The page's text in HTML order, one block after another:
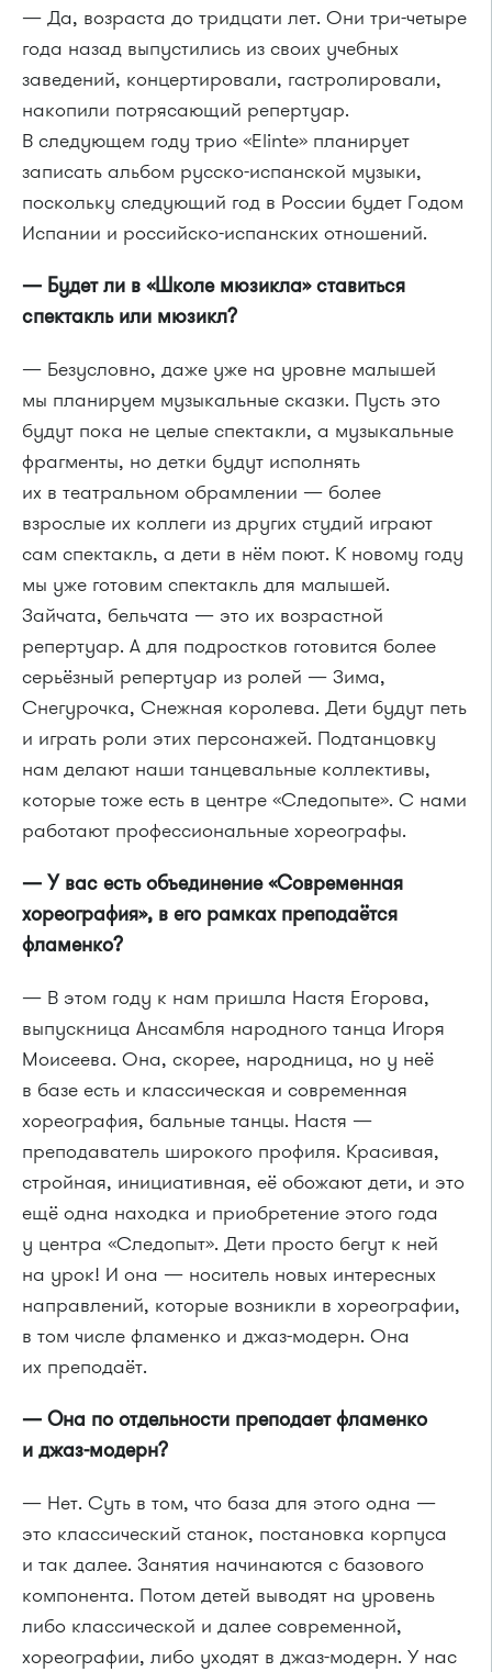
— Да, возраста до тридцати лет. Они три-четыре
года назад выпустились из своих учебных
заведений, концертировали, гастролировали,
накопили потрясающий репертуар.
В следующем году трио «Elinte» планирует
записать альбом русско-испанской музыки,
поскольку следующий год в России будет Годом
Испании и российско-испанских отношений.
— Будет ли в «Школе мюзикла» ставиться
спектакль или мюзикл?
— Безусловно, даже уже на уровне малышей
мы планируем музыкальные сказки. Пусть это
будут пока не целые спектакли, а музыкальные
фрагменты, но детки будут исполнять
их в театральном обрамлении — более
взрослые их коллеги из других студий играют
сам спектакль, а дети в нём поют. К новому году
мы уже готовим спектакль для малышей.
Зайчата, бельчата — это их возрастной
репертуар. А для подростков готовится более
серьёзный репертуар из ролей — Зима,
Снегурочка, Снежная королева. Дети будут петь
и играть роли этих персонажей. Подтанцовку
нам делают наши танцевальные коллективы,
которые тоже есть в центре «Следопыте». С нами
работают профессиональные хореографы.
— У вас есть объединение «Современная
хореография», в его рамках преподаётся
фламенко?
— В этом году к нам пришла Настя Егорова,
выпускница Ансамбля народного танца Игоря
Моисеева. Она, скорее, народница, но у неё
в базе есть и классическая и современная
хореография, бальные танцы. Настя —
преподаватель широкого профиля. Красивая,
стройная, инициативная, её обожают дети, и это
ещё одна находка и приобретение этого года
у центра «Следопыт». Дети просто бегут к ней
на урок! И она — носитель новых интересных
направлений, которые возникли в хореографии,
в том числе фламенко и джаз-модерн. Она
их преподаёт.
— Она по отдельности преподает фламенко
и джаз-модерн?
— Нет. Суть в том, что база для этого одна —
это классический станок, постановка корпуса
и так далее. Занятия начинаются с базового
компонента. Потом детей выводят на уровень
либо классической и далее современной,
хореографии, либо уходят в джаз-модерн. У нас